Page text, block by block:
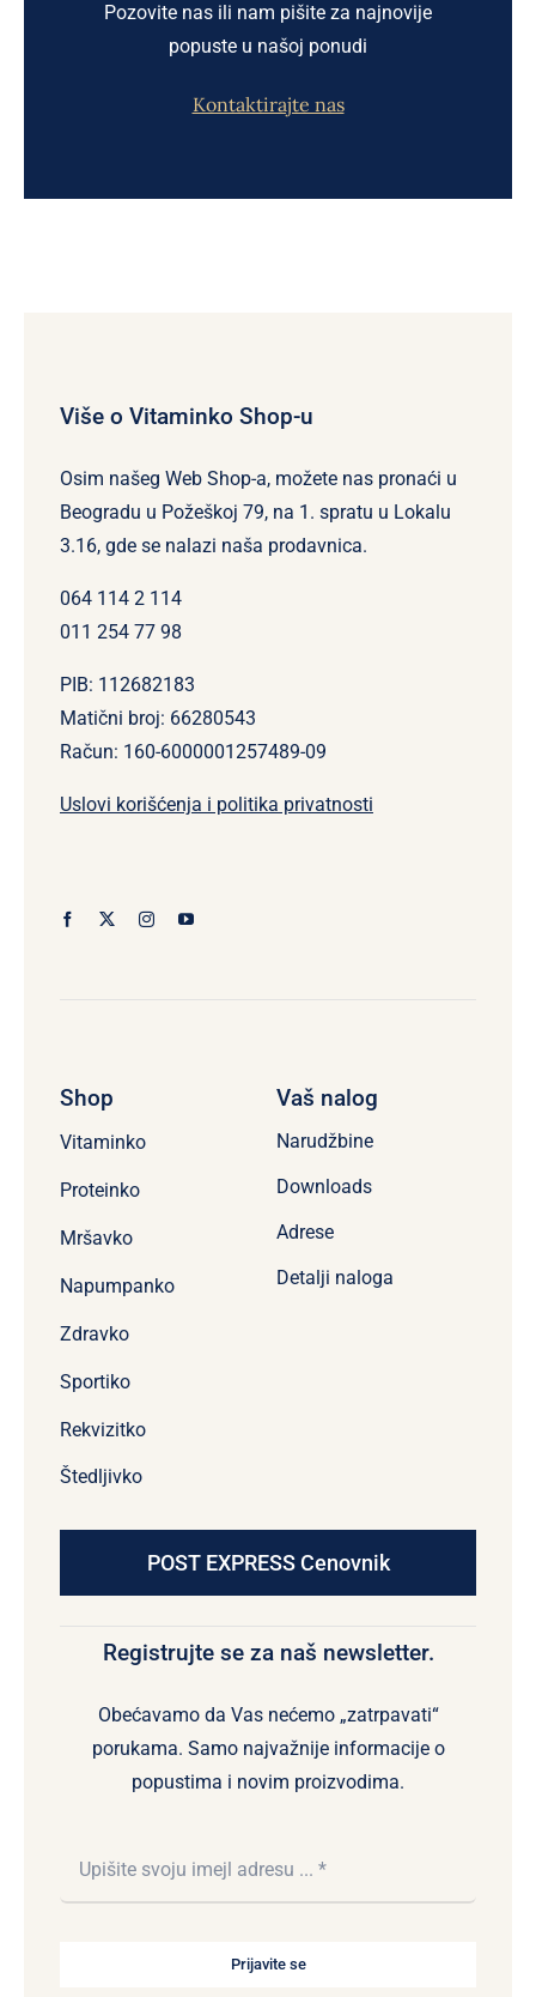
Pozovite nas ili nam pišite za najnovije
popuste u našoj ponudi
Kontaktirajte nas
Više o Vitaminko Shop-u
Osim našeg Web Shop-a, možete nas pronaći u
Beogradu u Požeškoj 79, na 1. spratu u Lokalu
3.16, gde se nalazi naša prodavnica.
064 114 2 114
011 254 77 98
PIB: 112682183
Matični broj: 66280543
Račun: 160-6000001257489-09
Uslovi korišćenja i politika privatnosti
Shop
Vitaminko
Proteinko
Mršavko
Napumpanko
Zdravko
Sportiko
Rekvizitko
Štedljivko
Vaš nalog
Narudžbine
Downloads
Adrese
Detalji naloga
POST EXPRESS Cenovnik
Registrujte se za naš newsletter.
Obećavamo da Vas nećemo „zatrpavati“
porukama. Samo najvažnije informacije o
popustima i novim proizvodima.
Prijavite se